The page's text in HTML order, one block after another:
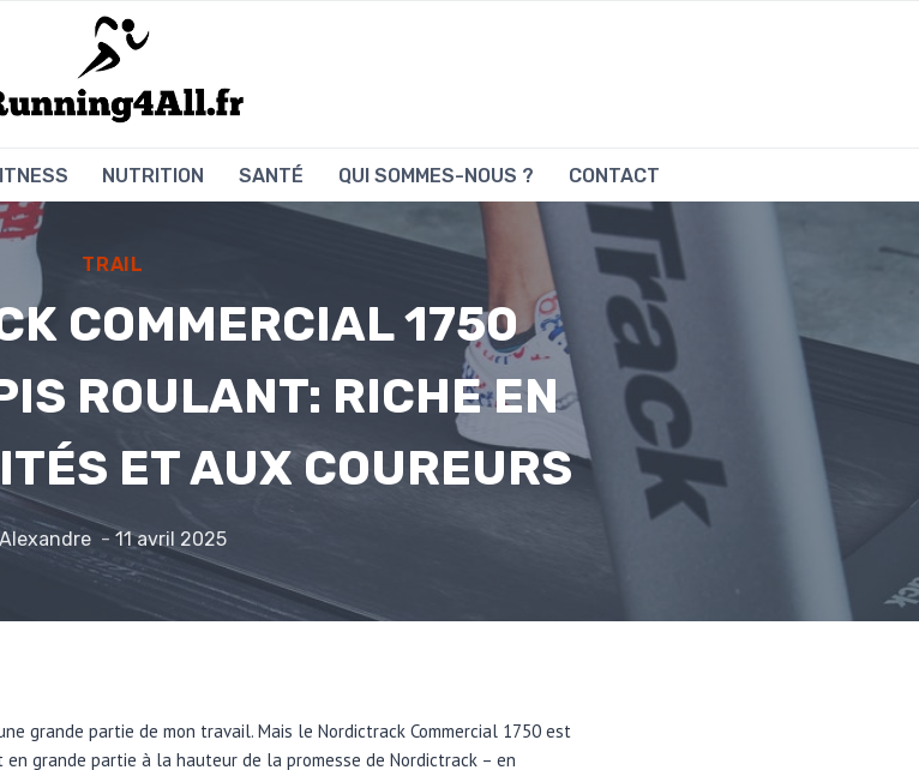
NUTRITION SANTÉ QUI SOMMES-NOUS ? CONTACT
TRAIL
COMMERCIAL 1750
ROULANT: RICHE EN
ET AUX COUREURS
Alexandre 11 avril 2025
grande partie de mon travail. Mais le Nordictrack Commercial 1750 est
en grande partie à la hauteur de la promesse de Nordictrack – en